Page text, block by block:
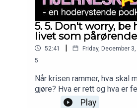
5. 5. Don't worry, be
livet som pårørende
52:41 | Friday, December 3,
5
Når krisen rammer, hva skal
gjøre? Hva er rett og hva er
Play